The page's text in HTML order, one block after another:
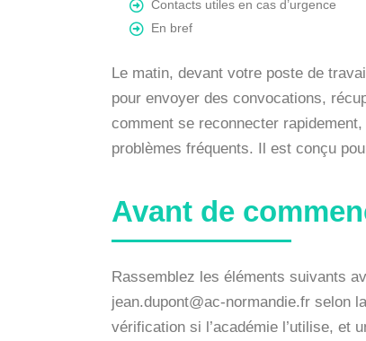
Contacts utiles en cas d’urgence
En bref
Le matin, devant votre poste de
pour envoyer des convocations,
comment se reconnecter
problèmes fréquents. Il est conçu
Avant de
Rassemblez les éléments suivants
jean.dupont@ac-normandie.fr selon
vérification si l’académie l’utilise, et